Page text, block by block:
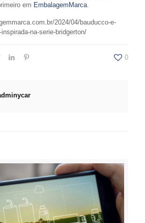
em EmbalagemMarca.
2024/04/bauducco-e-
na-serie-bridgerton/
0